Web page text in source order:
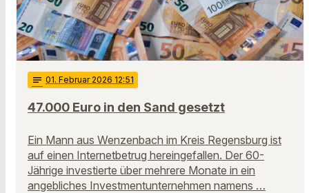
notes 01. Februar 2026 12:51
47.000 Euro in den Sand gesetzt
Ein Mann aus Wenzenbach im Kreis Regensburg ist
auf einen Internetbetrug hereingefallen. Der 60-
Jährige investierte über mehrere Monate in ein
angebliches Investmentunternehmen namens …